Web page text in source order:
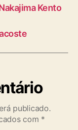
Kento
publicado.
com *